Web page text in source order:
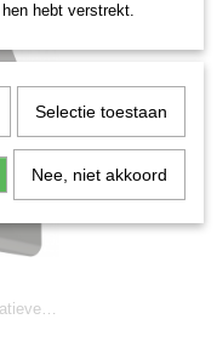
hebt verstrekt.
Selectie toestaan
Nee, niet akkoord